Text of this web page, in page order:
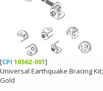
[CPI 10562-001]
Universal Earthquake Bracing Kit;
Gold